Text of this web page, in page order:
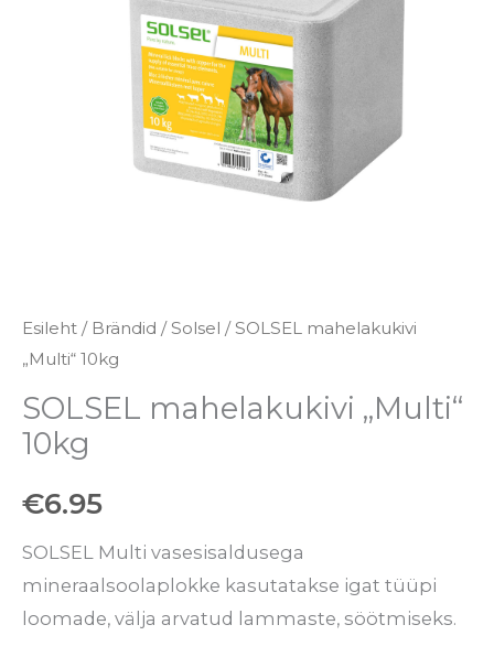
Esileht / Brändid /Solsel / SOLSEL mahelakukivi
„Multi“ 10kg
SOLSEL mahelakukivi „Multi“
10kg
€6.95
SOLSEL Multi vasesisaldusega
mineraalsoolaplokke kasutatakse igat tüüpi
loomade, välja arvatud lammaste, söötmiseks.